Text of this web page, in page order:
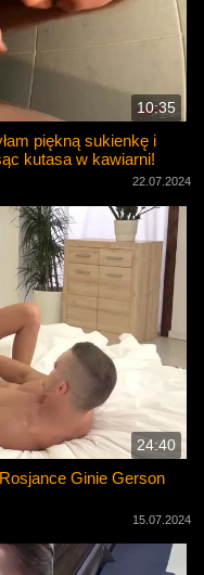
10:35
piękną sukienkę i
kutasa w kawiarni!
22.07.2024
24:40
Ginie Gerson
15.07.2024